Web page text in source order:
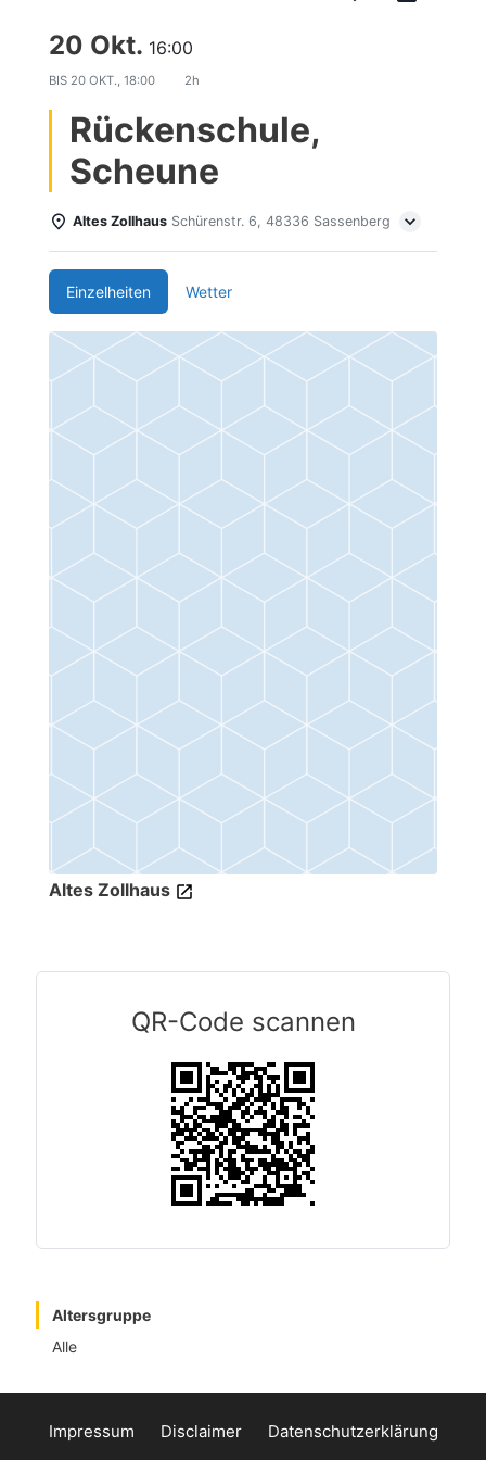
20 Okt. 16:00
BIS 20 OKT., 18:00 2h
Rückenschule,
Scheune
Altes Zollhaus Schürenstr. 6, 48336 Sassenberg
Einzelheiten Wetter
Altes Zollhaus
QR-Code scannen
Altersgruppe
Alle
Impressum Disclaimer Datenschutzerklärung